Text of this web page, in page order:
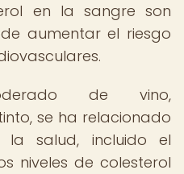
en la sangre son
aumentar el riesgo
de vino,
se ha relacionado
la salud, incluido el
niveles de colesterol